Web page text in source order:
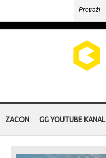
ZACON GG YOUTUBE KANAL